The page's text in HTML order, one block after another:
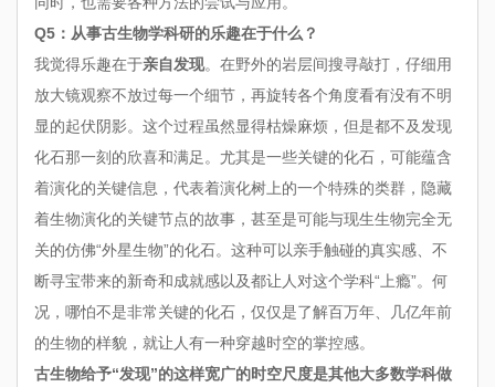
Q5：从事古生物学科研的乐趣在于什么？
我觉得乐趣在于亲自发现。在野外的岩层间搜寻敲打，仔细用
放大镜观察不放过每一个细节，再旋转各个角度看有没有不明
显的起伏阴影。这个过程虽然显得枯燥麻烦，但是都不及发现
化石那一刻的欣喜和满足。尤其是一些关键的化石，可能蕴含
着演化的关键信息，代表着演化树上的一个特殊的类群，隐藏
着生物演化的关键节点的故事，甚至是可能与现生生物完全无
关的仿佛“外星生物”的化石。这种可以亲手触碰的真实感、不
断寻宝带来的新奇和成就感以及都让人对这个学科“上瘾”。何
况，哪怕不是非常关键的化石，仅仅是了解百万年、几亿年前
的生物的样貌，就让人有一种穿越时空的掌控感。
古生物给予“发现”的这样宽广的时空尺度是其他大多数学科做